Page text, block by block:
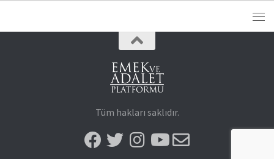
Tüm hakları saklıdır.